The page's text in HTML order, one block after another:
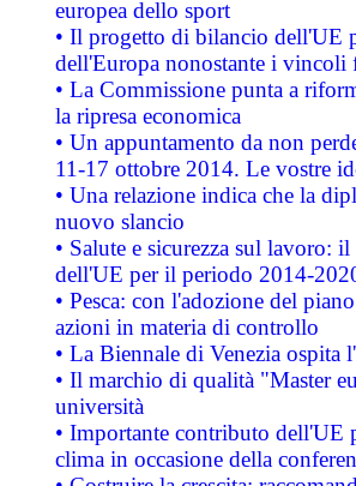
europea dello sport
• Il progetto di bilancio dell'UE
dell'Europa nonostante i vincoli
• La Commissione punta a
la ripresa economica
• Un appuntamento da non
11-17 ottobre 2014. Le vostre
• Una relazione indica che la
nuovo slancio
• Salute e sicurezza sul lavoro:
dell'UE per il periodo 2014-
• Pesca: con l'adozione del
azioni in materia di controllo
• La Biennale di Venezia ospita
• Il marchio di qualità "Master
università
• Importante contributo dell'UE
clima in occasione della